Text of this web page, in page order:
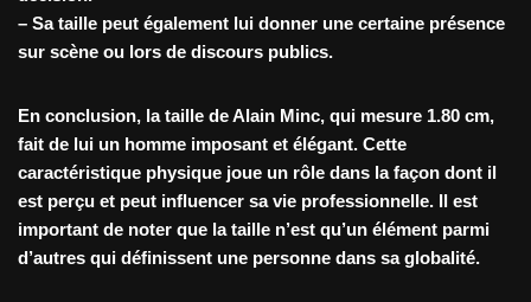
– Sa taille peut également lui donner une certaine présence
sur scène ou lors de discours publics.
En conclusion, la taille de Alain Minc, qui mesure 1.80 cm,
fait de lui un homme imposant et élégant. Cette
caractéristique physique joue un rôle dans la façon dont il
est perçu et peut influencer sa vie professionnelle. Il est
important de noter que la taille n’est qu’un élément parmi
d’autres qui définissent une personne dans sa globalité.